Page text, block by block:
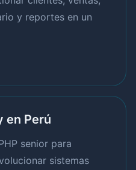
y reportes en un
en Perú
senior para
sistemas